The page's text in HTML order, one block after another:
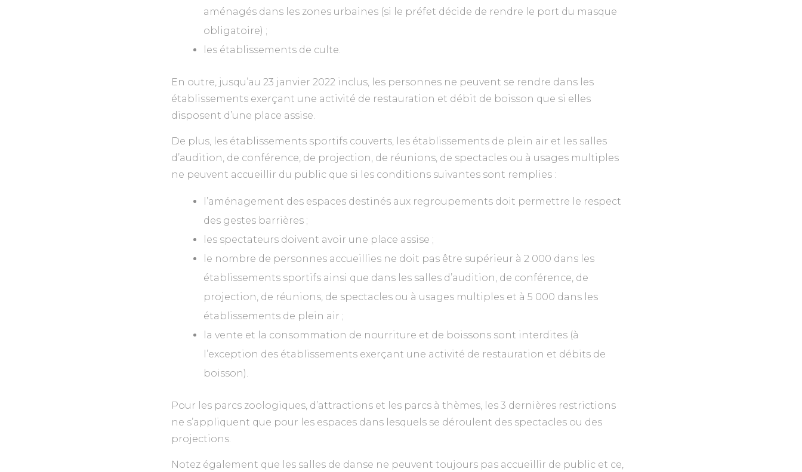
aménagés dans les zones urbaines (si le préfet décide de rendre le port du masque
obligatoire) ;
les établissements de culte.
En outre, jusqu’au 23 janvier 2022 inclus, les personnes ne peuvent se rendre dans les
établissements exerçant une activité de restauration et débit de boisson que si elles
disposent d’une place assise.
De plus, les établissements sportifs couverts, les établissements de plein air et les salles
d’audition, de conférence, de projection, de réunions, de spectacles ou à usages multiples
ne peuvent accueillir du public que si les conditions suivantes sont remplies :
l’aménagement des espaces destinés aux regroupements doit permettre le respect
des gestes barrières ;
les spectateurs doivent avoir une place assise ;
le nombre de personnes accueillies ne doit pas être supérieur à 2 000 dans les
établissements sportifs ainsi que dans les salles d’audition, de conférence, de
projection, de réunions, de spectacles ou à usages multiples et à 5 000 dans les
établissements de plein air ;
la vente et la consommation de nourriture et de boissons sont interdites (à
l’exception des établissements exerçant une activité de restauration et débits de
boisson).
Pour les parcs zoologiques, d’attractions et les parcs à thèmes, les 3 dernières restrictions
ne s’appliquent que pour les espaces dans lesquels se déroulent des spectacles ou des
projections.
Notez également que les salles de danse ne peuvent toujours pas accueillir de public et ce,